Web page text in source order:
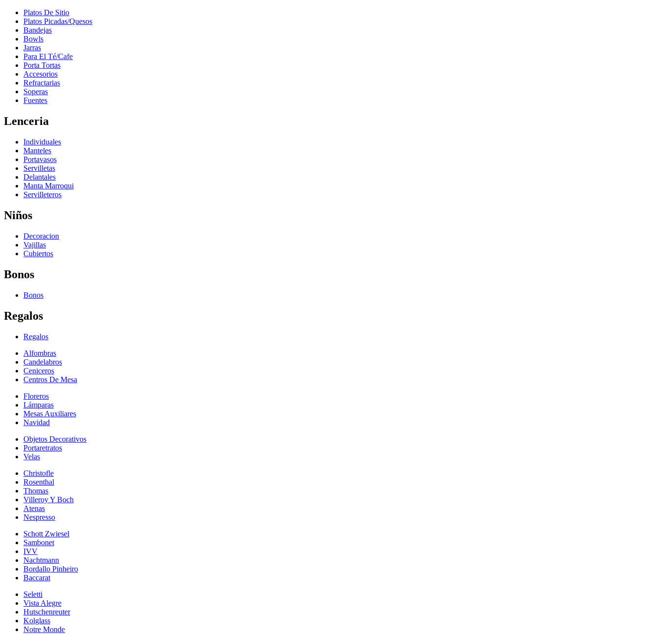
Platos De Sitio
Platos Picadas/Quesos
Bandejas
Bowls
Jarras
Para El Té/Cafe
Porta Tortas
Accesorios
Refractarias
Soperas
Fuentes
Lenceria
Individuales
Manteles
Portavasos
Servilletas
Delantales
Manta Marroqui
Servilleteros
Niños
Decoracion
Vajillas
Cubiertos
Bonos
Bonos
Regalos
Regalos
Alfombras
Candelabros
Ceniceros
Centros De Mesa
Floreros
Lámparas
Mesas Auxiliares
Navidad
Objetos Decorativos
Portaretratos
Velas
Christofle
Rosenthal
Thomas
Villeroy Y Boch
Atenas
Nespresso
Schott Zwiesel
Sambonet
IVV
Nachtmann
Bordallo Pinheiro
Baccarat
Seletti
Vista Alegre
Hutschenreuter
Kolglass
Notre Monde